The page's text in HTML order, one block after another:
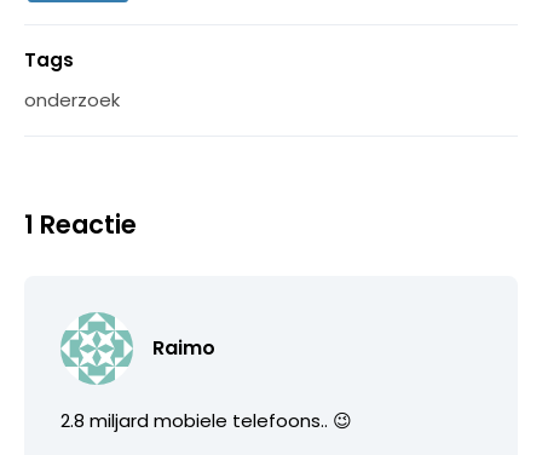
Tags
onderzoek
1 Reactie
Raimo
2.8 miljard mobiele telefoons.. 😉